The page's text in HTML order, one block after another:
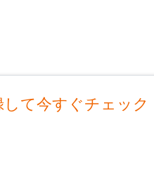
して今すぐチェック